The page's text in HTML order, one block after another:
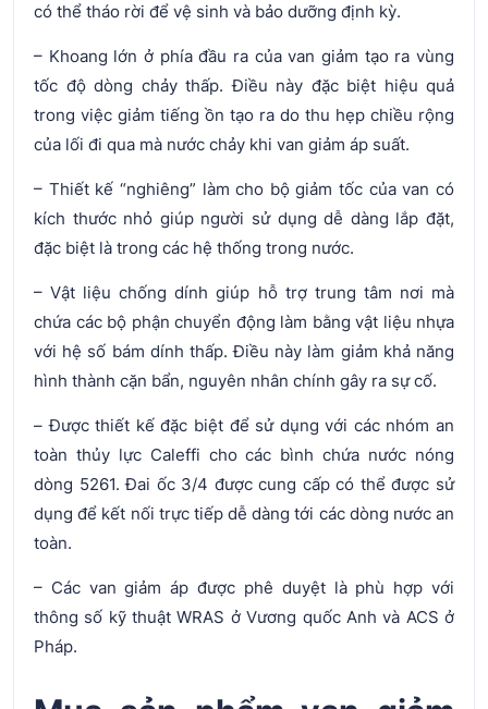
có thể tháo rời để vệ sinh và bảo dưỡng định kỳ.
– Khoang lớn ở phía đầu ra của van giảm tạo ra vùng
tốc độ dòng chảy thấp. Điều này đặc biệt hiệu quả
trong việc giảm tiếng ồn tạo ra do thu hẹp chiều rộng
của lối đi qua mà nước chảy khi van giảm áp suất.
– Thiết kế “nghiêng” làm cho bộ giảm tốc của van có
kích thước nhỏ giúp người sử dụng dễ dàng lắp đặt,
đặc biệt là trong các hệ thống trong nước.
– Vật liệu chống dính giúp hỗ trợ trung tâm nơi mà
chứa các bộ phận chuyển động làm bằng vật liệu nhựa
với hệ số bám dính thấp. Điều này làm giảm khả năng
hình thành cặn bẩn, nguyên nhân chính gây ra sự cố.
– Được thiết kế đặc biệt để sử dụng với các nhóm an
toàn thủy lực Caleffi cho các bình chứa nước nóng
dòng 5261. Đai ốc 3/4 được cung cấp có thể được sử
dụng để kết nối trực tiếp dễ dàng tới các dòng nước an
toàn.
– Các van giảm áp được phê duyệt là phù hợp với
thông số kỹ thuật WRAS ở Vương quốc Anh và ACS ở
Pháp.